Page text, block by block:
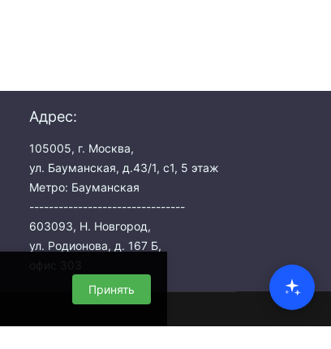
Принять
Адрес:
105005, г. Москва,
ул. Бауманская, д.43/1, с1, 5 этаж
Метро: Бауманская
--------------------------------
603093, Н. Новгород,
ул. Родионова, д. 167 Б,